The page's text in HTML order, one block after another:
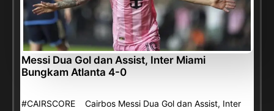
Messi Dua Gol dan Assist, Inter Miami
Bungkam Atlanta 4-0
#CAIRSCORE Cairbos Messi Dua Gol dan Assist, Inter